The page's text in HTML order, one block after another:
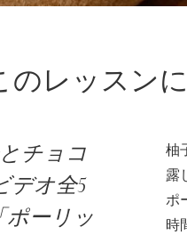
のレッスン
チョコ
デオ全5
ポーリッ
柚
露
ポ
時